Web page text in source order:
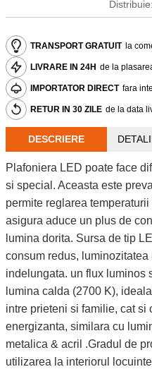
Distribuie:
TRANSPORT GRATUIT la
LIVRARE IN 24H de la
IMPORTATOR DIRECT fara
RETUR IN 30 ZILE de la data
DESCRIERE
Plafoniera LED poate face
si special. Aceasta este
permite reglarea
asigura aduce un plus de
lumina dorita. Sursa de tip
consum redus,
indelungata. un flux luminos
lumina calda (2700 K),
intre prieteni si familie, cat si
energizanta, similara cu
metalica & acril .Gradul de
utilizarea la interiorul